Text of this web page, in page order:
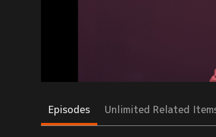
Episodes Unlimited Related